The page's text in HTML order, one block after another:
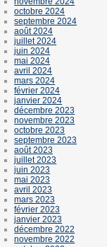
octobre 2024
septembre 2024
août 2024
juillet 2024
juin 2024
mai 2024
avril 2024
mars 2024
février 2024
janvier 2024
décembre 2023
novembre 2023
octobre 2023
septembre 2023
août 2023
juillet 2023
juin 2023
mai 2023
avril 2023
mars 2023
février 2023
janvier 2023
décembre 2022
novembre 2022